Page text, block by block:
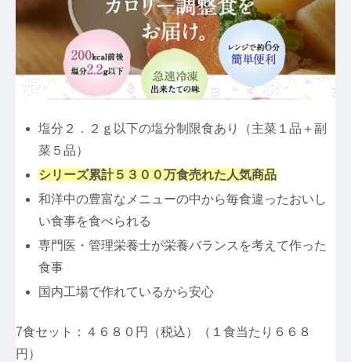
塩分２．２ｇ以下の塩分制限食あり（主菜１品＋副
菜５品）
シリーズ累計５３００万食売れた人気商品
和洋中の豊富なメニューの中から毎食違ったおいし
い食事を食べられる
専門医・管理栄養士が栄養バランスを考えて作った
食事
国内工場で作れているから安心
7食セット：４６８０円（税込）（１食当たり６６８
円）